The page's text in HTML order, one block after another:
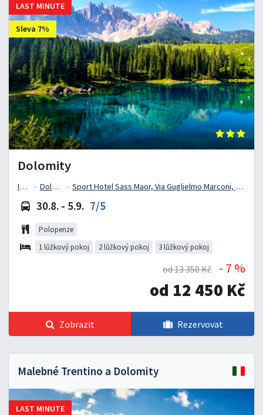
LAST MINUTE
Sleva 7%
Dolomity
Itálie Dolomity Sport Hotel Sass Maor, Via Guglielmo Marconi, Predazzo, Trentino, Itálie
30.8. - 5.9. 7/5
Polopenze
1 lůžkový pokoj
2 lůžkový pokoj 3 lůžkový pokoj
od 13 350 Kč - 7 %
od 12 450 Kč
Zobrazit Rezervovat
Malebné Trentino a Dolomity
LAST MINUTE